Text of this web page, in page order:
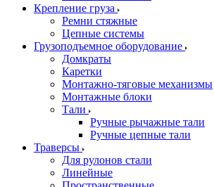
Крепление груза
Ремни стяжные
Цепные системы
Грузоподъемное оборудование
Домкраты
Каретки
Монтажно-тяговые механизмы
Монтажные блоки
Тали
Ручные рычажные тали
Ручные цепные тали
Траверсы
Для рулонов стали
Линейные